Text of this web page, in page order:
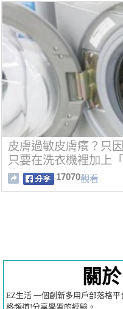
皮膚過敏皮膚癢？只
只要在洗衣機裡加上
告訴媽媽！17070觀看
關
EZ生活 一個創新多用戶部落格
格頻道!分享學習的經驗。